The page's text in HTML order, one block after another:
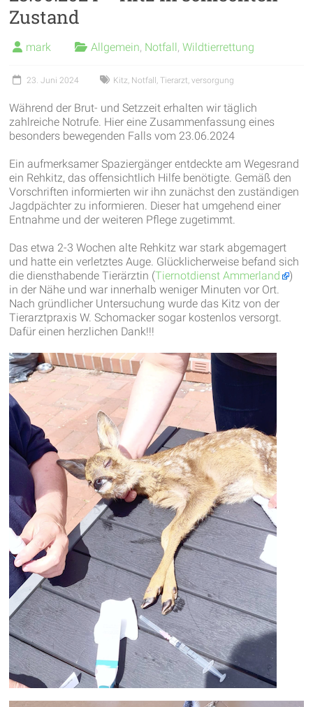
garantieren
Luft
viel
Bewegung
Zustand
mark Allgemein, Notfall,Wildtierrettung
23. Juni 2024 Kitz, Notfall ,Tierarzt,versorgung
Während der Brut- und Setzzeit erhalten wir täglich
zahlreiche Notrufe. Hier eine Zusammenfassung eines
besonders bewegenden Falls vom 23.06.2024
Ein aufmerksamer Spaziergänger entdeckte am Wegesrand
ein Rehkitz, das offensichtlich Hilfe benötigte. Gemäß den
Vorschriften informierten wir ihn zunächst den zuständigen
Jagdpächter zu informieren. Dieser hat umgehend einer
Entnahme und der weiteren Pflege zugetimmt.
Das etwa 2-3 Wochen alte Rehkitz war stark abgemagert
und hatte ein verletztes Auge. Glücklicherweise befand sich
die diensthabende Tierärztin (Tiernotdienst Ammerland
)
in der Nähe und war innerhalb weniger Minuten vor Ort.
Nach gründlicher Untersuchung wurde das Kitz von der
Tierarztpraxis W. Schomacker sogar kostenlos versorgt.
Dafür einen herzlichen Dank!!!